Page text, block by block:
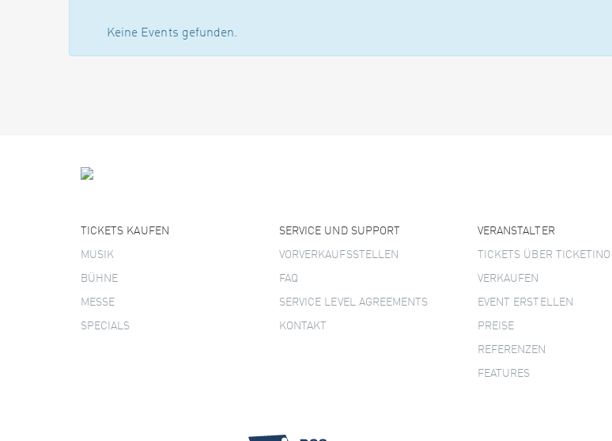
Keine Events gefunden.
TICKETS KAUFEN
MUSIK
BÜHNE
MESSE
SPECIALS
SERVICE UND SUPPORT
VORVERKAUFSSTELLEN
FAQ
SERVICE LEVEL AGREEMENTS
KONTAKT
VERANSTALTER
TICKETS ÜBER TICKETINO
VERKAUFEN
EVENT ERSTELLEN
PREISE
REFERENZEN
FEATURES